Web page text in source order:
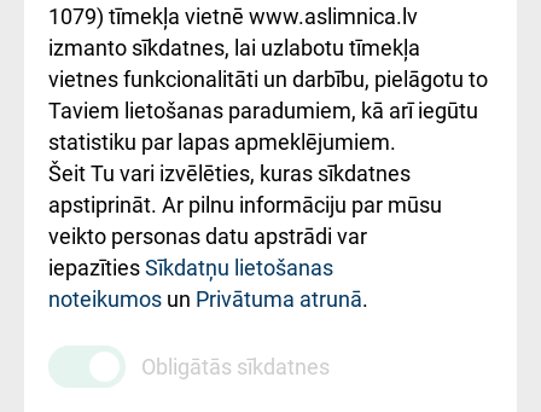
Kā pie mums nokļūt
Rēķinu apmaksas
ceļvedis
Rekvizīti un
ārstniecības
iestādes kods
010000234
Maksas
pakalpojumu
1079) tīmekļa vietnē www.aslimnica.lv
izmanto sīkdatnes, lai uzlabotu tīmekļa
vietnes funkcionalitāti un darbību, pielāgotu to
Taviem lietošanas paradumiem, kā arī iegūtu
statistiku par lapas apmeklējumiem.
Šeit Tu vari izvēlēties, kuras sīkdatnes
apstiprināt. Ar pilnu informāciju par mūsu
veikto personas datu apstrādi var
iepazītiesSīkdatņu lietošanas
noteikumos un Privātuma atrunā.
Obligātās sīkdatnes